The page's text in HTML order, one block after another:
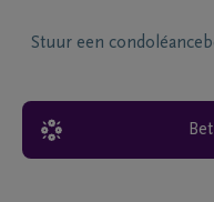
Stuur een